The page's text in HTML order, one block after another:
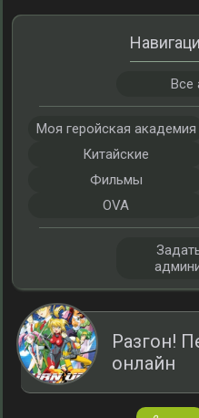
Разгон!
онлайн
Все
Моя геройская академия
Китайские
Фильмы
OVA